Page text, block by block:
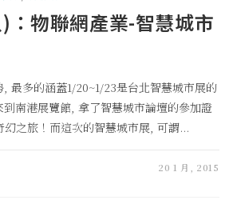
：物聯網產業-智慧城市
最多的涵蓋1/20~1/23是台北智慧城市展的
南港展覽館, 拿了智慧城市論壇的參加證
之旅！而這次的智慧城市展, 可謂...
20 1 月, 2015